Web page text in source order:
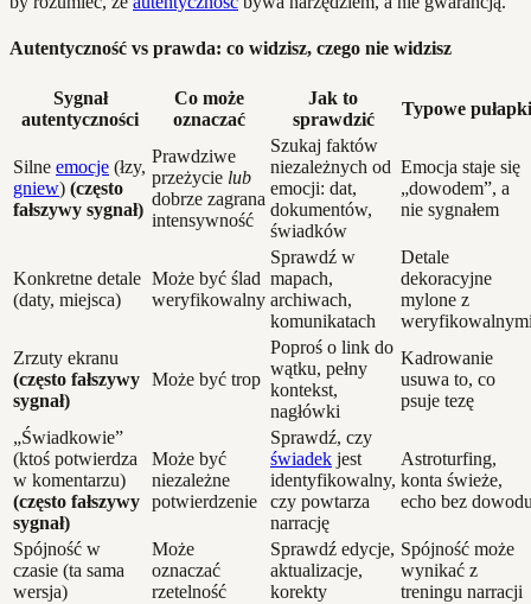
Autentyczność vs prawda: co widzisz, czego nie widzisz
Sygnał
autentyczności
Co może
oznaczać
Jak to
sprawdzić
Typowe pułapki
Silne emocje (łzy,
gniew) (często
fałszywy sygnał)
Prawdziwe
przeżycie lub
dobrze zagrana
intensywność
Szukaj faktów
niezależnych od
emocji: dat,
dokumentów,
świadków
Emocja staje się
„dowodem”, a
nie sygnałem
Konkretne detale
(daty, miejsca)
Może być ślad
weryfikowalny
Sprawdź w
mapach,
archiwach,
komunikatach
Detale
dekoracyjne
mylone z
Zrzuty ekranu
(często fałszywy
sygnał)
Może być trop
Poproś o link do
wątku, pełny
kontekst,
nagłówki
Kadrowanie
usuwa to, co
psuje tezę
„Świadkowie”
(ktoś potwierdza
w komentarzu)
(często fałszywy
sygnał)
Może być
niezależne
potwierdzenie
Sprawdź, czy
świadek jest
identyfikowalny,
czy powtarza
narrację
Astroturfing,
konta świeże,
echo bez
Spójność w
czasie (ta sama
wersja)
Może
oznaczać
rzetelność
Sprawdź edycje,
aktualizacje,
korekty
Spójność może
wynikać z
treningu narracji